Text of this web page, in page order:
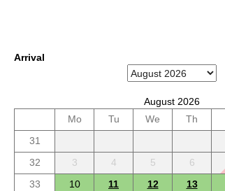
Arrival
August 2026
Mo
Tu We Th
31
32
3 4 5 6
33
10 11 12 13